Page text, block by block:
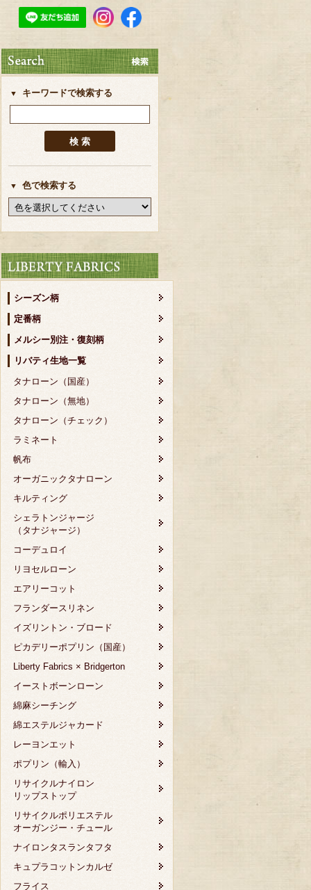
キーワードで検索する
色で検索する
シーズン柄
定番柄
メルシー別注・復刻柄
リバティ生地一覧
タナローン（国産）
タナローン（無地）
タナローン（チェック）
ラミネート
帆布
オーガニックタナローン
キルティング
シェラトンジャージ
（タナジャージ）
コーデュロイ
リヨセルローン
エアリーコット
フランダースリネン
イズリントン・ブロード
ピカデリーポプリン（国産）
Liberty Fabrics × Bridgerton
イーストボーンローン
綿麻シーチング
綿エステルジャカード
レーヨンエット
ポプリン（輸入）
リサイクルナイロン
リップストップ
リサイクルポリエステル
オーガンジー・チュール
ナイロンタスランタフタ
キュプラコットンカルゼ
フライス